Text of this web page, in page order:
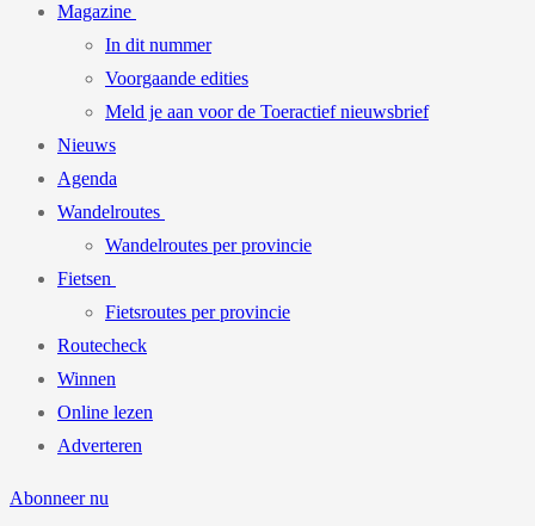
Magazine
In dit nummer
Voorgaande edities
Meld je aan voor de Toeractief nieuwsbrief
Nieuws
Agenda
Wandelroutes
Wandelroutes per provincie
Fietsen
Fietsroutes per provincie
Routecheck
Winnen
Online lezen
Adverteren
Abonneer nu